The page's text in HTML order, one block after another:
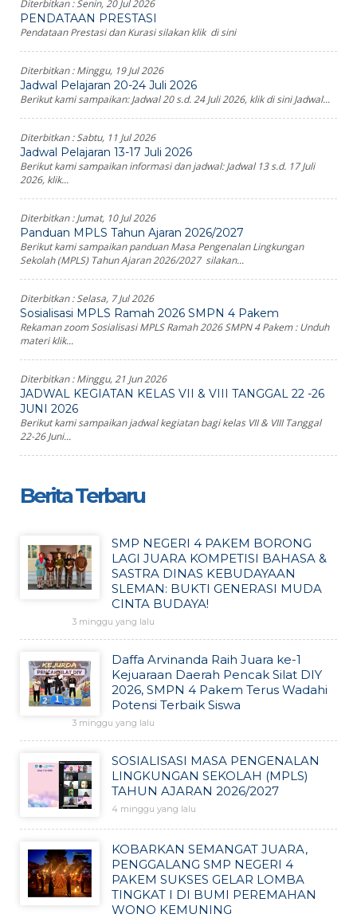
Diterbitkan :Senin, 20 Jul 2026
PENDATAAN PRESTASI
Pendataan Prestasi dan Kurasi silakan klik di sini
Diterbitkan :Minggu, 19 Jul 2026
Jadwal Pelajaran 20-24 Juli 2026
Berikut kami sampaikan: Jadwal 20 s.d. 24 Juli 2026, klik di sini Jadwal...
Diterbitkan :Sabtu, 11 Jul 2026
Jadwal Pelajaran 13-17 Juli 2026
Berikut kami sampaikan informasi dan jadwal: Jadwal 13 s.d. 17 Juli
2026, klik...
Diterbitkan :Jumat, 10 Jul 2026
Panduan MPLS Tahun Ajaran 2026/2027
Berikut kami sampaikan panduan Masa Pengenalan Lingkungan
Sekolah (MPLS) Tahun Ajaran 2026/2027 silakan...
Diterbitkan :Selasa, 7 Jul 2026
Sosialisasi MPLS Ramah 2026 SMPN 4 Pakem
Rekaman zoom Sosialisasi MPLS Ramah 2026 SMPN 4 Pakem : Unduh
materi klik...
Diterbitkan :Minggu, 21 Jun 2026
JADWAL KEGIATAN KELAS VII & VIII TANGGAL 22 -26
JUNI 2026
Berikut kami sampaikan jadwal kegiatan bagi kelas VII & VIII Tanggal
22-26 Juni...
Berita Terbaru
SMP NEGERI 4 PAKEM BORONG
LAGI JUARA KOMPETISI BAHASA &
SASTRA DINAS KEBUDAYAAN
SLEMAN: BUKTI GENERASI MUDA
CINTA BUDAYA!
3 minggu yang lalu
Daffa Arvinanda Raih Juara ke-1
Kejuaraan Daerah Pencak Silat DIY
2026, SMPN 4 Pakem Terus Wadahi
Potensi Terbaik Siswa
3 minggu yang lalu
SOSIALISASI MASA PENGENALAN
LINGKUNGAN SEKOLAH (MPLS)
TAHUN AJARAN 2026/2027
4 minggu yang lalu
KOBARKAN SEMANGAT JUARA,
PENGGALANG SMP NEGERI 4
PAKEM SUKSES GELAR LOMBA
TINGKAT I DI BUMI PEREMAHAN
WONO KEMUNING